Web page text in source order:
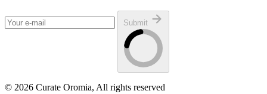
Submit
© 2026 Curate Oromia, All rights reserved